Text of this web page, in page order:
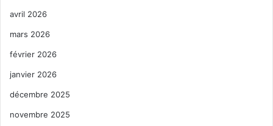
avril 2026
mars 2026
février 2026
janvier 2026
décembre 2025
novembre 2025